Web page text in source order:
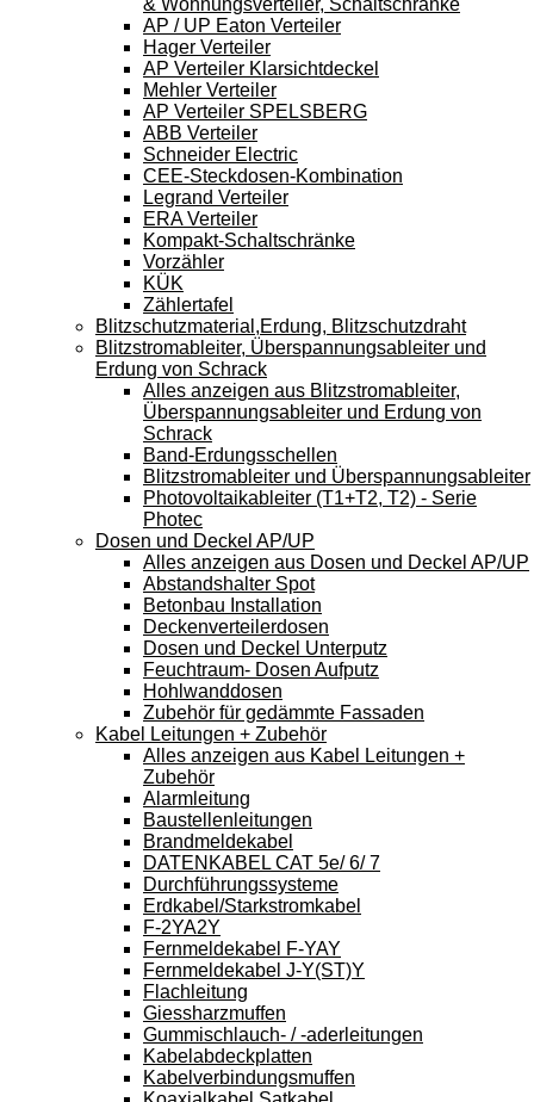
& Wohnungsverteiler, Schaltschränke
AP / UP Eaton Verteiler
Hager Verteiler
AP Verteiler Klarsichtdeckel
Mehler Verteiler
AP Verteiler SPELSBERG
ABB Verteiler
Schneider Electric
CEE-Steckdosen-Kombination
Legrand Verteiler
ERA Verteiler
Kompakt-Schaltschränke
Vorzähler
KÜK
Zählertafel
Blitzschutzmaterial,Erdung, Blitzschutzdraht
Blitzstromableiter, Überspannungsableiter und
Erdung von Schrack
Alles anzeigen aus Blitzstromableiter,
Überspannungsableiter und Erdung von
Schrack
Band-Erdungsschellen
Blitzstromableiter und Überspannungsableiter
Photovoltaikableiter (T1+T2, T2) - Serie
Photec
Dosen und Deckel AP/UP
Alles anzeigen aus Dosen und Deckel AP/UP
Abstandshalter Spot
Betonbau Installation
Deckenverteilerdosen
Dosen und Deckel Unterputz
Feuchtraum- Dosen Aufputz
Hohlwanddosen
Zubehör für gedämmte Fassaden
Kabel Leitungen + Zubehör
Alles anzeigen aus Kabel Leitungen +
Zubehör
Alarmleitung
Baustellenleitungen
Brandmeldekabel
DATENKABEL CAT 5e/ 6/ 7
Durchführungssysteme
Erdkabel/Starkstromkabel
F-2YA2Y
Fernmeldekabel F-YAY
Fernmeldekabel J-Y(ST)Y
Flachleitung
Giessharzmuffen
Gummischlauch- / -aderleitungen
Kabelabdeckplatten
Kabelverbindungsmuffen